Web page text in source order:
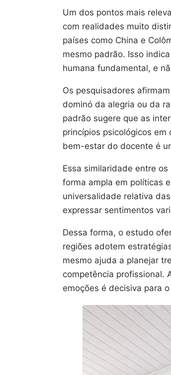
Um dos pontos mais
com realidades muito
países como China e
mesmo padrão. Isso
humana fundamental, e
Os pesquisadores
dominó da alegria ou da
padrão sugere que as
princípios psicológicos
bem-estar do docente é
Essa similaridade entre
forma ampla em políticas
universalidade relativa
expressar sentimentos
Dessa forma, o estudo
regiões adotem
mesmo ajuda a planejar
competência profissional.
emoções é decisiva para